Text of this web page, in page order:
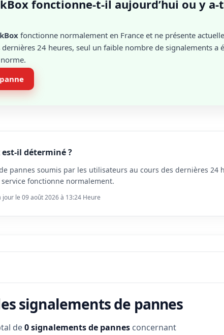
fonctionne-t-il aujourd’hui ou y a-
fonctionne normalement en France et ne présente
24 heures, seul un faible nombre de signalements a
il déterminé ?
pannes soumis par les utilisateurs au cours des dernières 24
fonctionne normalement.
le 09 août 2026 à 13:24 Heure
signalements de pannes
de0 signalements de pannes concernant